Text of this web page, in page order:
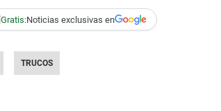
Gratis:Noticias exclusivas en
TRUCOS